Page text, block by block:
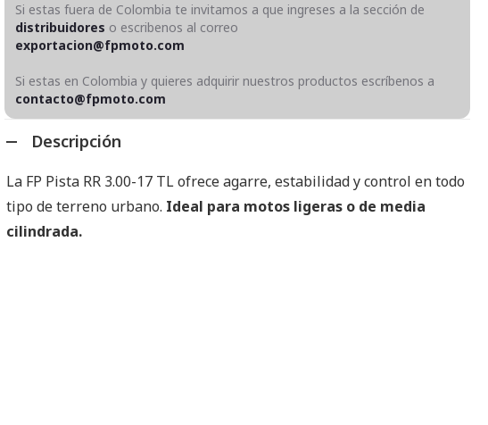
Si estas fuera de Colombia te invitamos a que ingreses a la sección de
distribuidores o escribenos al correo
exportacion@fpmoto.com
Si estas en Colombia y quieres adquirir nuestros productos escríbenos a
contacto@fpmoto.com
Descripción
La FP Pista RR 3.00-17 TL ofrece agarre, estabilidad y control en todo
tipo de terreno urbano. Ideal para motos ligeras o de media
cilindrada.